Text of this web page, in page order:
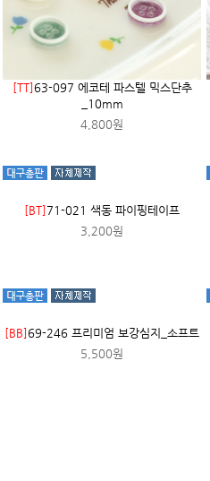
[TT]63-097 에코테 파스텔 믹스단추
_10mm
4,800원
[BT] 71-021 색동 파이핑테이프
3,200원
[BB]69-246 프리미엄 보강심지_소프트
5,500원